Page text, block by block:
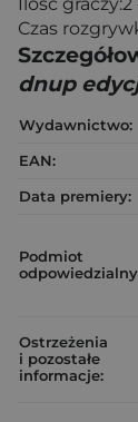
Czas
dnup
Wydawnictwo:
EAN:
Data premiery:
Podmiot
Ostrzeżenia
i pozostałe
informacje: